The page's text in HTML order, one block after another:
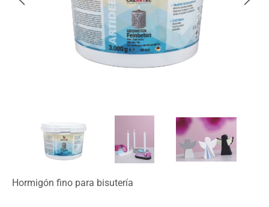
Hormigón fino para bisutería